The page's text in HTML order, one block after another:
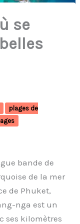
se
plages de
bande de
de la mer
de Phuket,
nga est un
ses kilomètres